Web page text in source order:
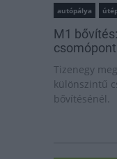
autópálya
M1
Tizenegy
különszintű
bővítésénél.